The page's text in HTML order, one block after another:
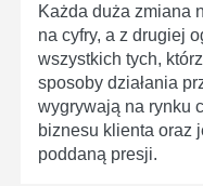
Każda duża zmiana
na cyfry, a z drugiej
wszystkich tych,
sposoby działania
wygrywają na rynku
biznesu klienta oraz
poddaną presji.